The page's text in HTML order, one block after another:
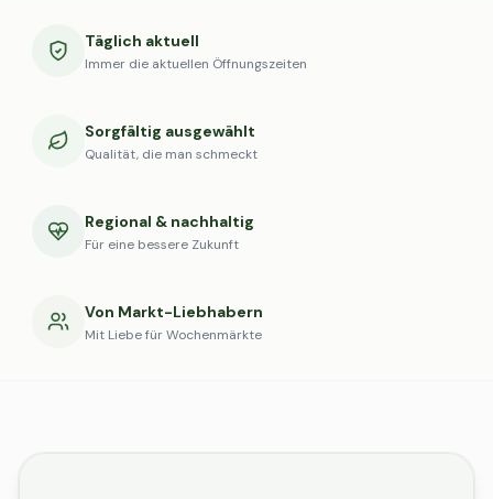
Täglich aktuell
Immer die aktuellen Öffnungszeiten
Sorgfältig ausgewählt
Qualität, die man schmeckt
Regional & nachhaltig
Für eine bessere Zukunft
Von Markt-Liebhabern
Mit Liebe für Wochenmärkte